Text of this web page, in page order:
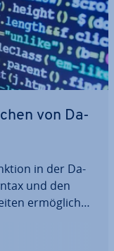
von Da­
in der Da­
und den
er­mög­licht
vorhanden